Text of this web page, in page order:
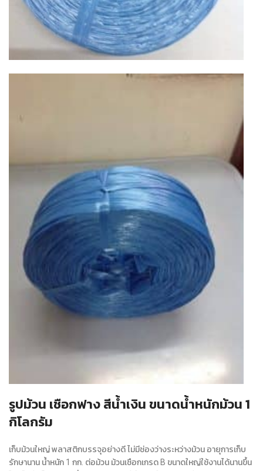
รูปม้วน เชือกฟาง สีน้ำเงิน ขนาดน้ำหนักม้วน 1
กิโลกรัม
เก็บม้วนใหญ่ พลาสติกบรรจุอย่างดี ไม่มีช่องว่างระหว่างม้วน อายุการเก็บ
รักษานาน น้ำหนัก 1 กก. ต่อม้วน ม้วนเชือกเกรด B ขนาดใหญ่ใช้งานได้นานขึ้น